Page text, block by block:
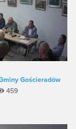
Gościeradów
459